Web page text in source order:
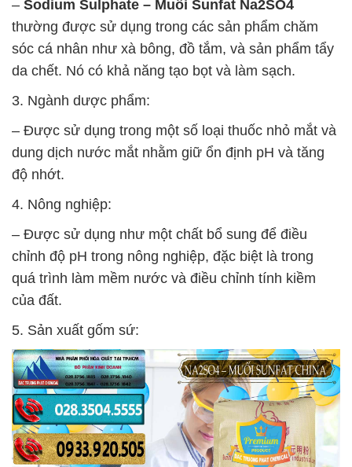
– Sodium Sulphate – Muối Sunfat Na2SO4
thường được sử dụng trong các sản phẩm chăm
sóc cá nhân như xà bông, đồ tắm, và sản phẩm tẩy
da chết. Nó có khả năng tạo bọt và làm sạch.
3. Ngành dược phẩm:
– Được sử dụng trong một số loại thuốc nhỏ mắt và
dung dịch nước mắt nhằm giữ ổn định pH và tăng
độ nhớt.
4. Nông nghiệp:
– Được sử dụng như một chất bổ sung để điều
chỉnh độ pH trong nông nghiệp, đặc biệt là trong
quá trình làm mềm nước và điều chỉnh tính kiềm
của đất.
5. Sản xuất gốm sứ: